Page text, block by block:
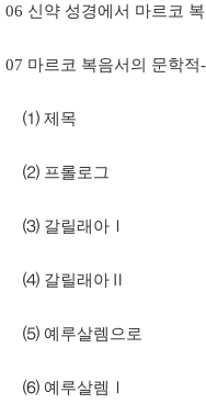
06 신약 성경에서 마르코
07 마르코 복음서의 문학적
⑴ 제목
⑵ 프롤로그
⑶ 갈릴래아Ⅰ
⑷ 갈릴래아Ⅱ
⑸ 예루살렘으로
⑹ 예루살렘Ⅰ